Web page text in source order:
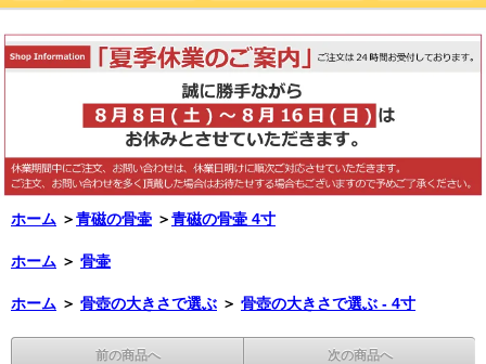
ホーム ＞青磁の骨壷 ＞青磁の骨壷 4寸
ホーム ＞ 骨壷
ホーム ＞ 骨壺の大きさで選ぶ ＞ 骨壺の大きさで選ぶ - 4寸
前の商品へ 次の商品へ